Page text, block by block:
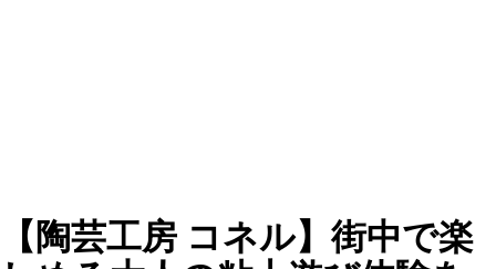
【陶芸工房 コネル】街中で楽